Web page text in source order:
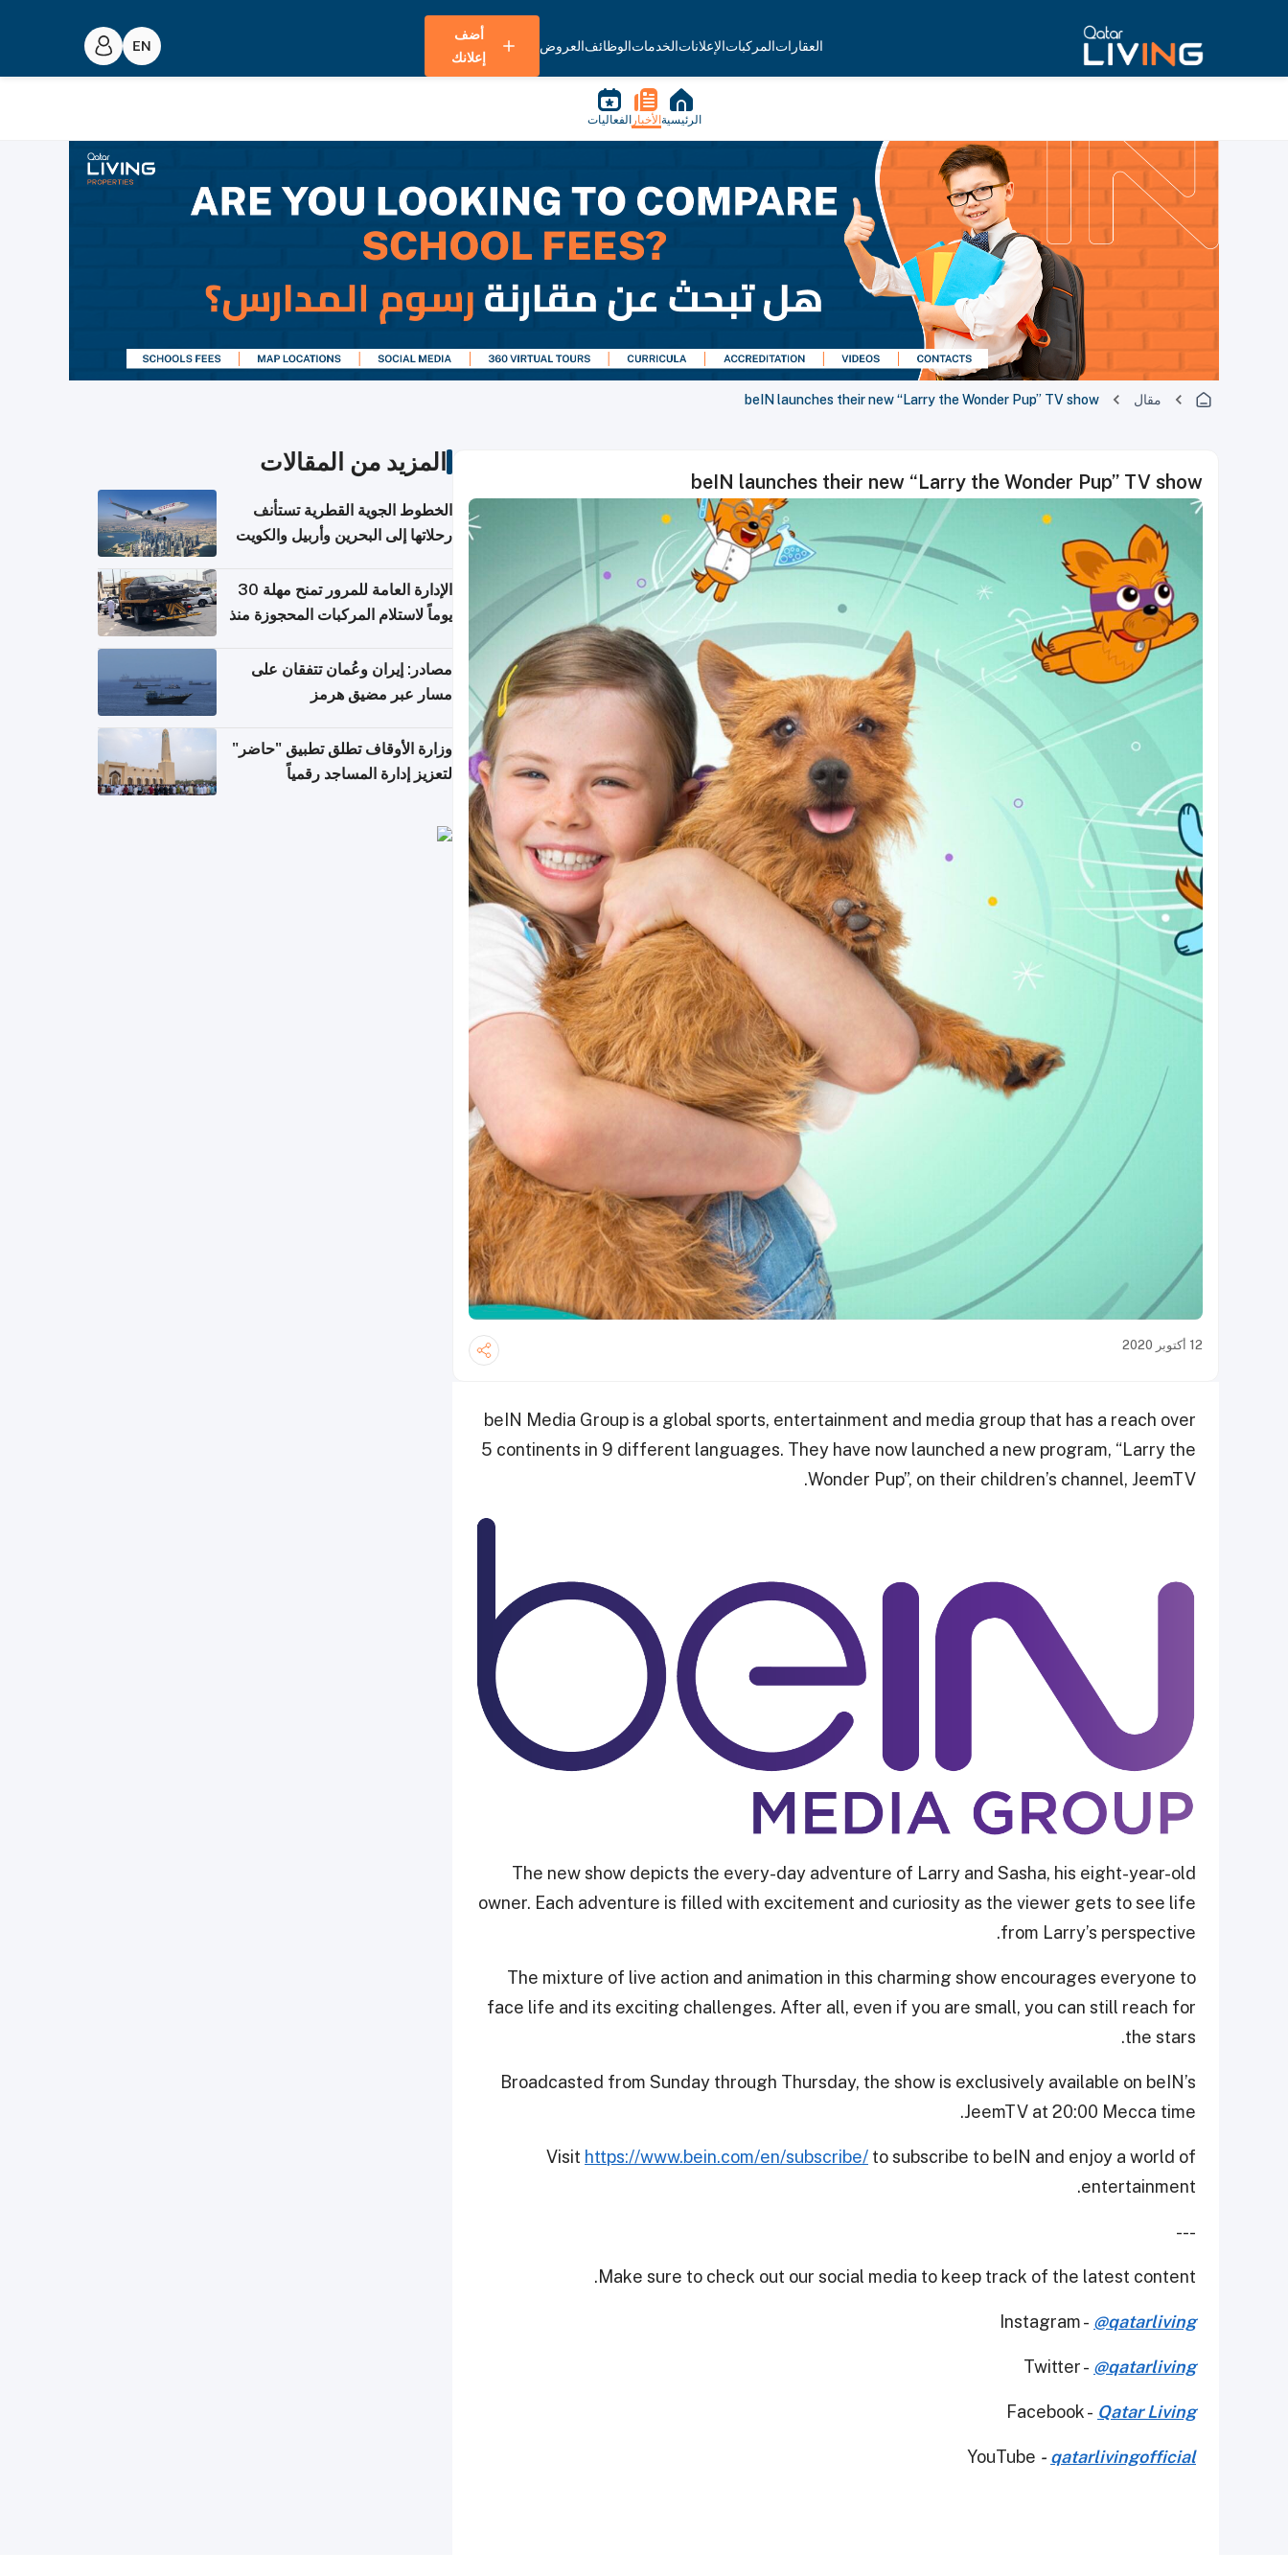
العقاراتالمركباتالإعلاناتالخدماتالوظائفالعروض
أضف
إعلانك
الرئيسية الأخبار الفعاليات
مقال beIN launches their new “Larry the Wonder Pup” TV show
beIN launches their new “Larry the Wonder Pup” TV show
12 أكتوبر 2020
beIN Media Group is a global sports, entertainment and media group that has a reach over
5 continents in 9 different languages. They have now launched a new program, “Larry the
Wonder Pup”, on their children’s channel, JeemTV.
The new show depicts the every-day adventure of Larry and Sasha, his eight-year-old
owner. Each adventure is filled with excitement and curiosity as the viewer gets to see life
from Larry’s perspective.
The mixture of live action and animation in this charming show encourages everyone to
face life and its exciting challenges. After all, even if you are small, you can still reach for
the stars.
Broadcasted from Sunday through Thursday, the show is exclusively available on beIN’s
JeemTV at 20:00 Mecca time.
Visit https://www.bein.com/en/subscribe/ to subscribe to beIN and enjoy a world of
entertainment.
---
Make sure to check out our social media to keep track of the latest content.
Instagram - @qatarliving
Twitter - @qatarliving
Facebook - Qatar Living
YouTube - qatarlivingofficial
المزيد من المقالات
الخطوط الجوية القطرية تستأنف
رحلاتها إلى البحرين وأربيل والكويت
الإدارة العامة للمرور تمنح مهلة 30
يوماً لاستلام المركبات المحجوزة منذ
مصادر: إيران وعُمان تتفقان على
مسار عبر مضيق هرمز
وزارة الأوقاف تطلق تطبيق "حاضر"
لتعزيز إدارة المساجد رقمياً